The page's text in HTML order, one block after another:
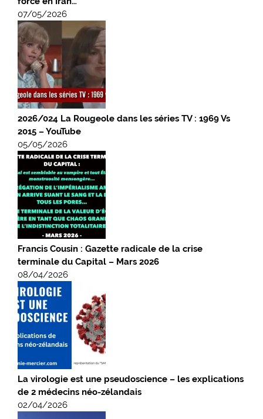
07/05/2026
2026/024 La Rougeole dans les séries TV : 1969 Vs
2015 – YouTube
05/05/2026
Francis Cousin : Gazette radicale de la crise
terminale du Capital – Mars 2026
08/04/2026
La virologie est une pseudoscience – les explications
de 2 médecins néo-zélandais
02/04/2026